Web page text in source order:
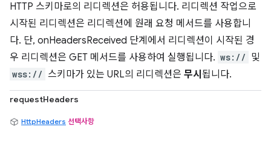
HTTP 스키마로의 리디렉션은 허용됩니다. 리디렉션 작업으로
시작된 리디렉션은 리디렉션에 원래 요청 메서드를 사용합니
다. 단, onHeadersReceived 단계에서 리디렉션이 시작된 경
우 리디렉션은 GET 메서드를 사용하여 실행됩니다. ws:// 및
wss:// 스키마가 있는 URL의 리디렉션은 무시 됩니다.
requestHeaders
HttpHeaders 선택사항